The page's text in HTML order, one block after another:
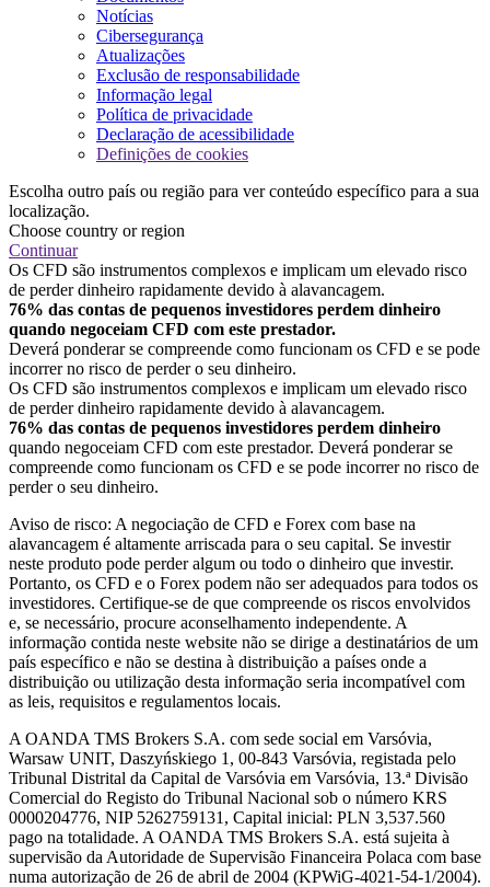
Notícias
Cibersegurança
Atualizações
Exclusão de responsabilidade
Informação legal
Política de privacidade
Declaração de acessibilidade
Definições de cookies
Escolha outro país ou região para ver conteúdo específico para a sua
localização.
Choose country or region
Continuar
Os CFD são instrumentos complexos e implicam um elevado risco
de perder dinheiro rapidamente devido à alavancagem.
76% das contas de pequenos investidores perdem dinheiro
quando negoceiam CFD com este prestador.
Deverá ponderar se compreende como funcionam os CFD e se pode
incorrer no risco de perder o seu dinheiro.
Os CFD são instrumentos complexos e implicam um elevado risco
de perder dinheiro rapidamente devido à alavancagem.
76% das contas de pequenos investidores perdem dinheiro
quando negoceiam CFD com este prestador. Deverá ponderar se
compreende como funcionam os CFD e se pode incorrer no risco de
perder o seu dinheiro.
Aviso de risco: A negociação de CFD e Forex com base na
alavancagem é altamente arriscada para o seu capital. Se investir
neste produto pode perder algum ou todo o dinheiro que investir.
Portanto, os CFD e o Forex podem não ser adequados para todos os
investidores. Certifique-se de que compreende os riscos envolvidos
e, se necessário, procure aconselhamento independente. A
informação contida neste website não se dirige a destinatários de um
país específico e não se destina à distribuição a países onde a
distribuição ou utilização desta informação seria incompatível com
as leis, requisitos e regulamentos locais.
A OANDA TMS Brokers S.A. com sede social em Varsóvia,
Warsaw UNIT, Daszyńskiego 1, 00-843 Varsóvia, registada pelo
Tribunal Distrital da Capital de Varsóvia em Varsóvia, 13.ª Divisão
Comercial do Registo do Tribunal Nacional sob o número KRS
0000204776, NIP 5262759131, Capital inicial: PLN 3,537.560
pago na totalidade. A OANDA TMS Brokers S.A. está sujeita à
supervisão da Autoridade de Supervisão Financeira Polaca com base
numa autorização de 26 de abril de 2004 (KPWiG-4021-54-1/2004).